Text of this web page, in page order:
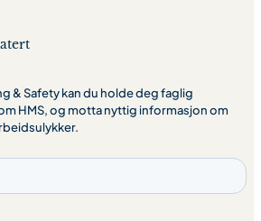
& Safety kan du holde deg faglig
HMS, og motta nyttig informasjon om